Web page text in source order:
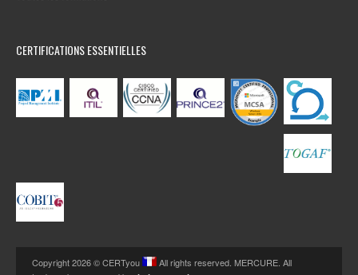
CERTIFICATIONS ESSENTIELLES
Copyright 2026 © CERTyou
All rights reserved. MERCURE. All